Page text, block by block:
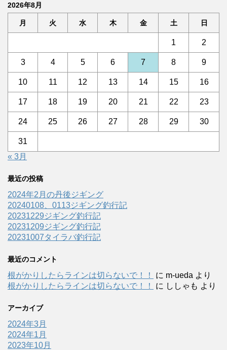
2026年8月
月 火 水 木 金 土 日
1 2
3 4 5 6 7 8 9
10 11 12 13 14 15 16
17 18 19 20 21 22 23
24 25 26 27 28 29 30
31
« 3月
最近の投稿
2024年2月の丹後ジギング
20240108、0113ジギング釣行記
20231229ジギング釣行記
20231209ジギング釣行記
20231007タイラバ釣行記
最近のコメント
根がかりしたらラインは切らないで！！ に m-ueda より
根がかりしたらラインは切らないで！！
に ししゃも より
アーカイブ
2024年3月
2024年1月
2023年10月